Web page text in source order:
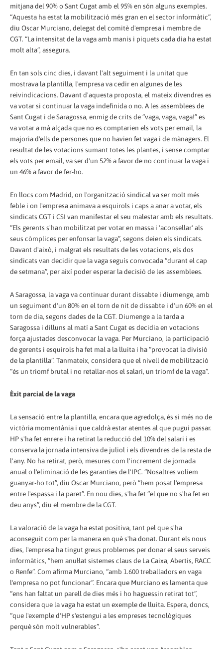
mitjana del 90% o Sant Cugat amb el 95% en són alguns exemples.
“Aquesta ha estat la mobilització més gran en el sector informàtic”,
diu Oscar Murciano, delegat del comitè d'empresa i membre de
CGT. “La intensitat de la vaga amb manis i piquets cada dia ha estat
molt alta”, assegura.
En tan sols cinc dies, i davant l'alt seguiment i la unitat que
mostrava la plantilla, l'empresa va cedir en algunes de les
reivindicacions. Davant d'aquesta proposta, el mateix divendres es
va votar si continuar la vaga indefinida o no. A les assemblees de
Sant Cugat i de Saragossa, enmig de crits de “vaga, vaga, vaga!” es
va votar a mà alçada que no es comptarien els vots per email, la
majoria d'ells de persones que no havien fet vaga i de mànagers. El
resultat de les votacions sumant totes les plantes, i sense comptar
els vots per email, va ser d'un 52% a favor de no continuar la vaga i
un 46% a favor de fer-ho.
En llocs com Madrid, on l'organització sindical va ser molt més
feble i on l'empresa animava a esquirols i caps a anar a votar, els
sindicats CGT i CSI van manifestar el seu malestar amb els resultats.
“Els gerents s'han mobilitzat per votar en massa i 'aconsellar' als
seus còmplices per enfonsar la vaga”, segons deien els sindicats.
Davant d'això, i malgrat els resultats de les votacions, els dos
sindicats van decidir que la vaga seguís convocada “durant el cap
de setmana”, per així poder esperar la decisió de les assemblees.
A Saragossa, la vaga va continuar durant dissabte i diumenge, amb
un seguiment d'un 80% en el torn de nit de dissabte i d'un 60% en el
torn de dia, segons dades de la CGT. Diumenge a la tarda a
Saragossa i dilluns al matí a Sant Cugat es decidia en votacions
força ajustades desconvocar la vaga. Per Murciano, la participació
de gerents i esquirols ha fet mal a la lluita i ha “provocat la divisió
de la plantilla”. Tanmateix, considera que el nivell de mobilització
“és un triomf brutal i no retallar-nos el salari, un triomf de la vaga”.
Èxit parcial de la vaga
La sensació entre la plantilla, encara que agredolça, és si més no de
victòria momentània i que caldrà estar atentes al que pugui passar.
HP s'ha fet enrere i ha retirat la reducció del 10% del salari i es
conserva la jornada intensiva de juliol i els divendres de la resta de
l'any. No ha retirat, però, mesures com l'increment de jornada
anual o l'eliminació de les garanties de l'IPC. “Nosaltres volíem
guanyar-ho tot”, diu Oscar Murciano, però “hem posat l'empresa
entre l'espassa i la paret”. En nou dies, s'ha fet “el que no s'ha fet en
deu anys”, diu el membre de la CGT.
La valoració de la vaga ha estat positiva, tant pel que s'ha
aconseguit com per la manera en què s'ha donat. Durant els nous
dies, l'empresa ha tingut greus problemes per donar el seus serveis
informàtics, “hem anul·lat sistemes claus de La Caixa, Abertis, RACC
o Renfe”. Com afirma Murciano, “amb 1.600 treballadors en vaga
l'empresa no pot funcionar”. Encara que Murciano es lamenta que
“ens han faltat un parell de dies més i ho haguessin retirat tot”,
considera que la vaga ha estat un exemple de lluita. Espera, doncs,
“que l'exemple d'HP s'estengui a les empreses tecnològiques
perquè són molt vulnerables”.